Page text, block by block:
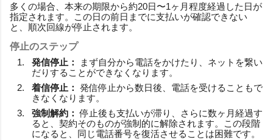
多くの場合、本来の期限から約20日〜1ヶ月程度経過した日が
指定されます。この日の前日までに支払いが確認できない
と、順次回線が停止されます。
停止のステップ
発信停止：
まず自分から電話をかけたり、ネットを繋い
だりすることができなくなります。
着信停止： 発信停止から数日後、電話を受けることもで
きなくなります。
強制解約： 停止後も支払いが滞り、さらに数ヶ月経過す
ると、契約そのものが強制的に解除されます。この段階
になると、同じ電話番号を復活させることは困難です。